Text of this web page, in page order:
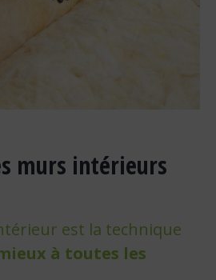
murs intérieurs
est la technique
à toutes les